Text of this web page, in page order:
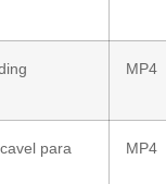
MP4
para
MP4